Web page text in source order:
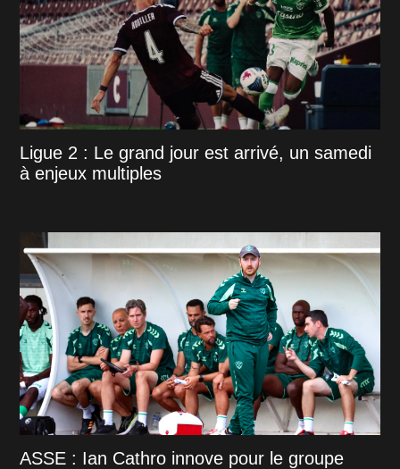
Ligue 2 : Le grand jour est arrivé, un samedi
à enjeux multiples
ASSE : Ian Cathro innove pour le groupe